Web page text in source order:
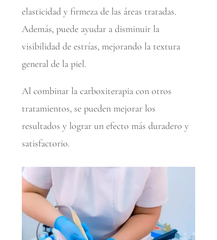
elasticidad y firmeza de las áreas tratadas.
Además, puede ayudar a disminuir la
visibilidad de estrías, mejorando la textura
general de la piel.
Al combinar la carboxiterapia con otros
tratamientos, se pueden mejorar los
resultados y lograr un efecto más duradero y
satisfactorio.